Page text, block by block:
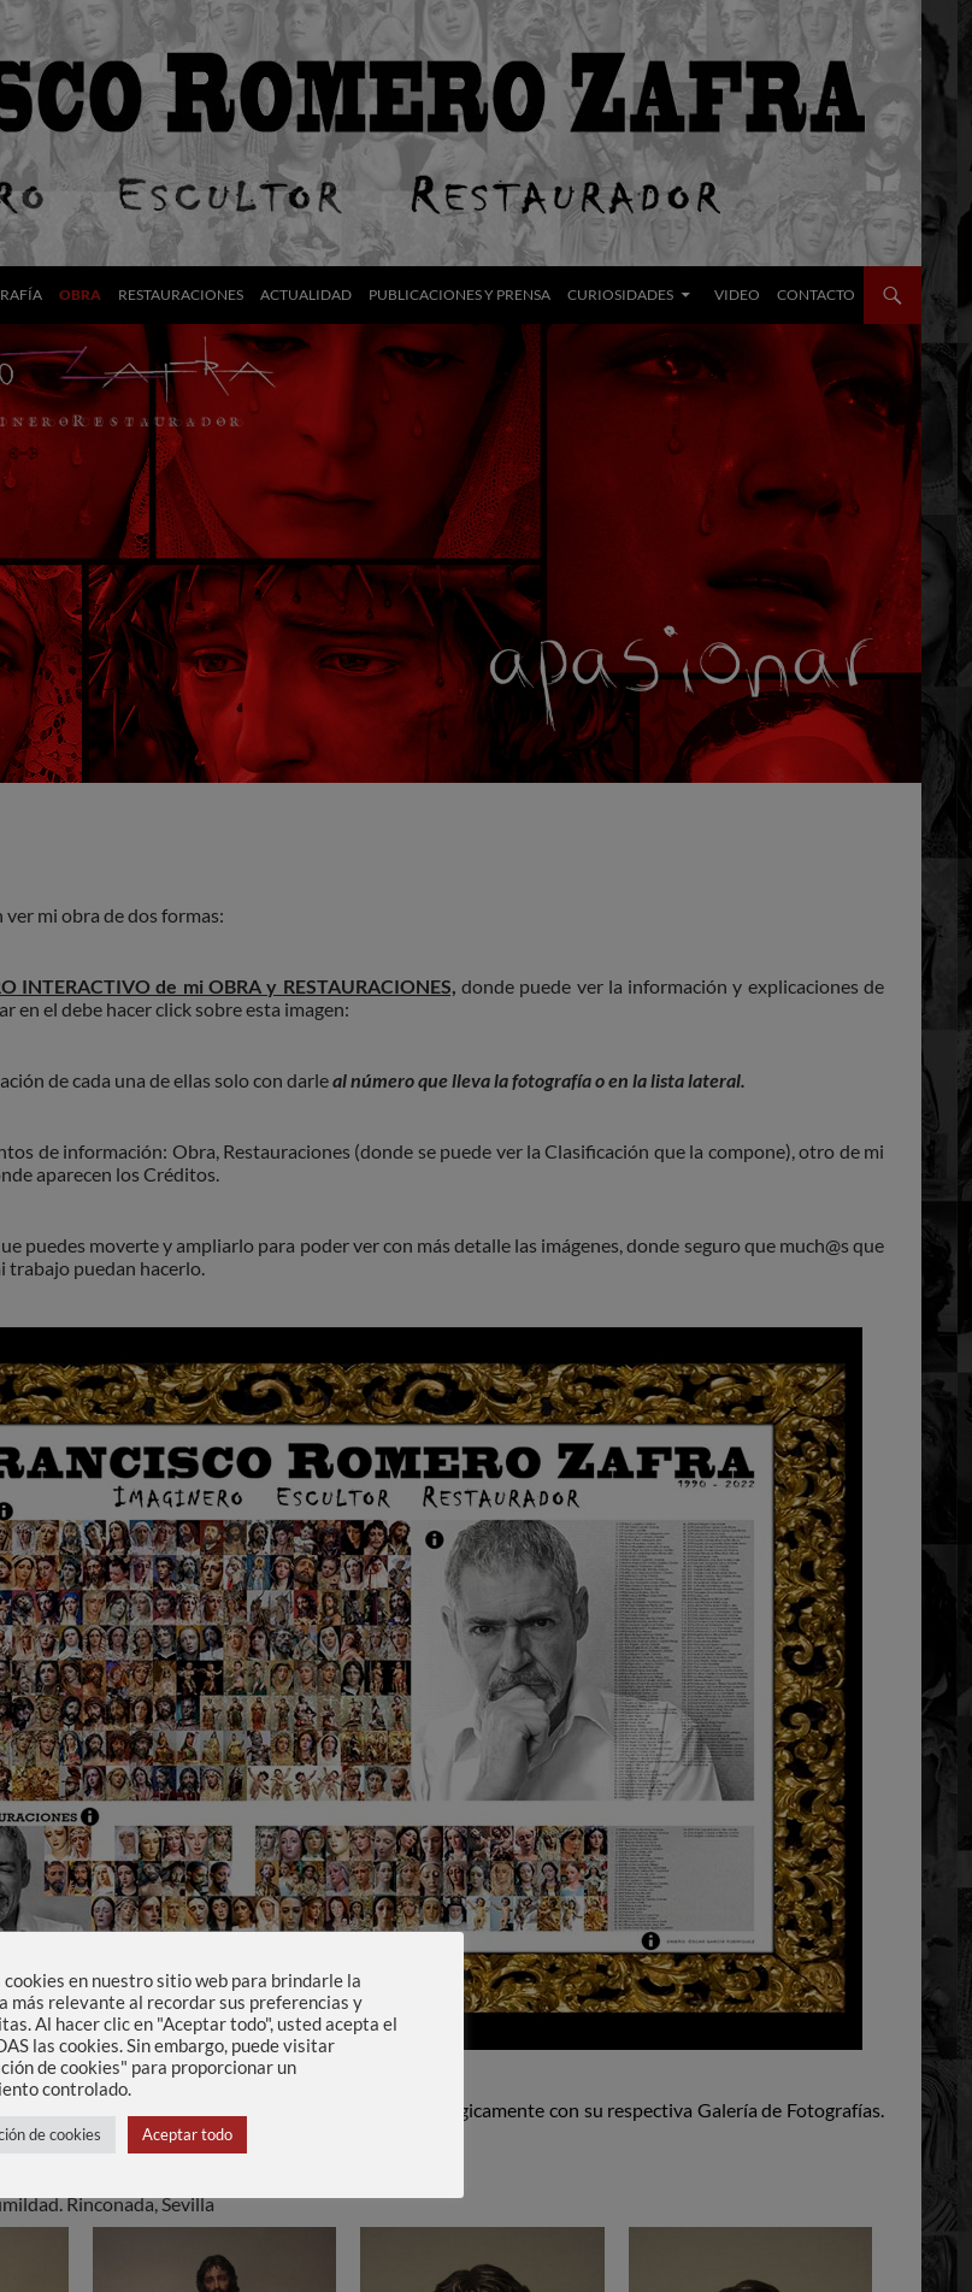
OBRA RESTAURACIONES ACTUALIDAD PUBLICACIONES Y PRENSA CURIOSIDADES VIDEO CONTACTO
mi obra de dos formas:
INTERACTIVO de mi OBRA y RESTAURACIONES, donde puede ver la información y explicaciones de
en el debe hacer click sobre esta imagen:
de cada una de ellas solo con darleal número que lleva la fotografía o en la lista lateral.
de información: Obra, Restauraciones (donde se puede ver la Clasificación que la compone), otro de mi
aparecen los Créditos.
puedes moverte y ampliarlo para poder ver con más detalle las imágenes, donde seguro que much@s que
trabajo puedan hacerlo.
donde se muestran todas las obras realizadas cronológicamente con su respectiva Galería de Fotografías.
visualizar las fotografías con más detalle.
Rinconada, Sevilla
en nuestro sitio web para brindarle la
más relevante al recordar sus preferencias y
Al hacer clic en "Aceptar todo", usted acepta el
las cookies. Sin embargo, puede visitar
de cookies" para proporcionar un
controlado.
de cookies Aceptar todo